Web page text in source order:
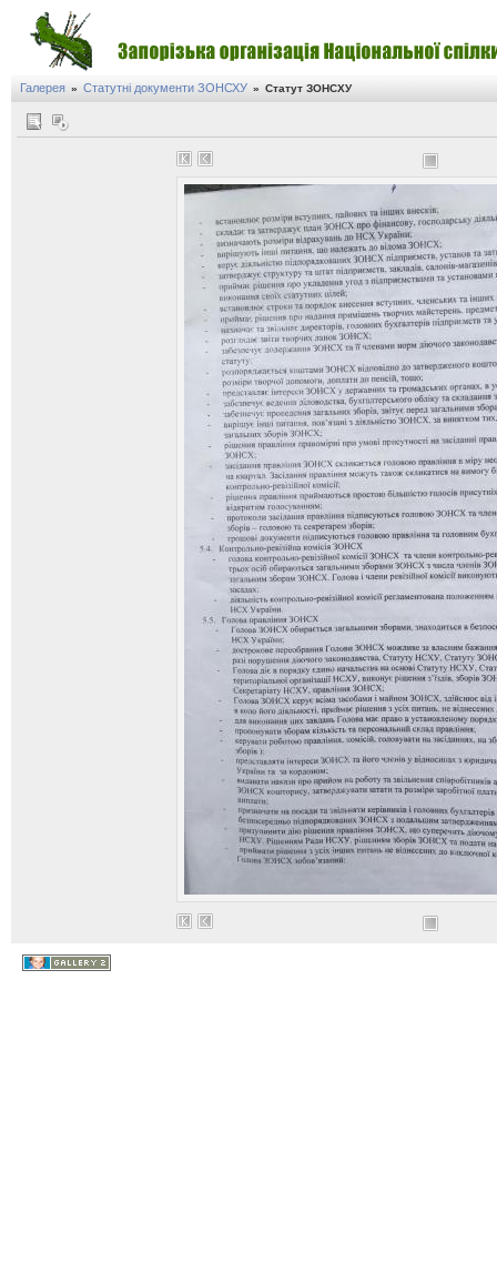
Галерея » Статутні документи ЗОНСХУ » Статут ЗОНСХУ